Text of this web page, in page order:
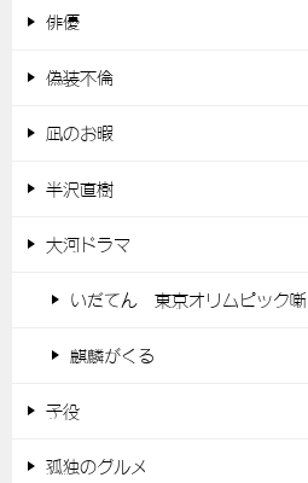
俳優
偽装不倫
凪のお暇
半沢直樹
大河ドラマ
いだてん 東京オリムピック噺
麒麟がくる
子役
孤独のグルメ